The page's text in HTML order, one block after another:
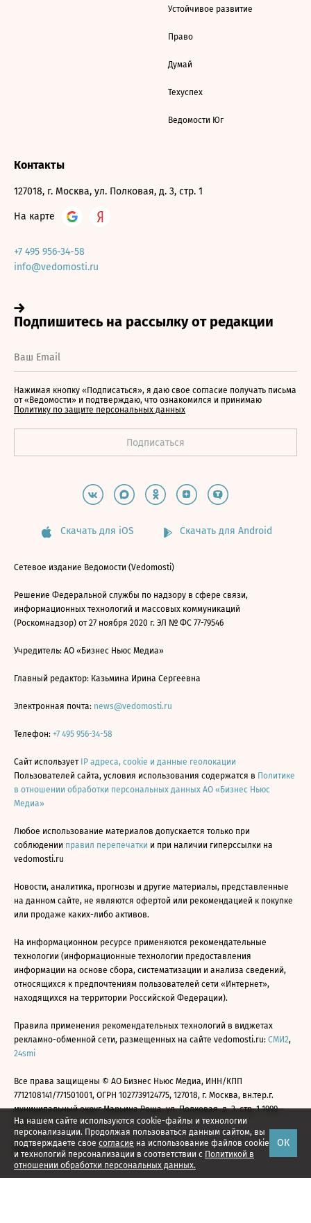
На нашем сайте используются cookie-файлы и технологии
персонализации. Продолжая пользоваться данным сайтом, вы
подтверждаете свое согласие на использование файлов cookie
и технологий персонализации в соответствии с Политикой в
отношении обработки персональных данных.
ОК
Устойчивое развитие
Право
Думай
Техуспех
Ведомости Юг
Контакты
127018, г. Москва, ул. Полковая, д. 3, стр. 1
На карте
+7 495 956-34-58
info@vedomosti.ru
Нажимая кнопку «Подписаться», я даю свое согласие получать письма
от «Ведомости» и подтверждаю, что ознакомился и принимаю
Политику по защите персональных данных
Скачать для iOS Скачать для Android
Сетевое издание Ведомости (Vedomosti)
Решение Федеральной службы по надзору в сфере связи,
информационных технологий и массовых коммуникаций
(Роскомнадзор) от 27 ноября 2020 г. ЭЛ № ФС 77-79546
Учредитель: АО «Бизнес Ньюс Медиа»
Главный редактор: Казьмина Ирина Сергеевна
Электронная почта: news@vedomosti.ru
Телефон: +7 495 956-34-58
Сайт использует IP адреса, cookie и данные геолокации
Пользователей сайта, условия использования содержатся в Политике
в отношении обработки персональных данных АО «Бизнес Ньюс
Медиа»
Любое использование материалов допускается только при
соблюдении правил перепечатки и при наличии гиперссылки на
vedomosti.ru
Новости, аналитика, прогнозы и другие материалы, представленные
на данном сайте, не являются офертой или рекомендацией к покупке
или продаже каких-либо активов.
На информационном ресурсе применяются рекомендательные
технологии (информационные технологии предоставления
информации на основе сбора, систематизации и анализа сведений,
относящихся к предпочтениям пользователей сети «Интернет»,
находящихся на территории Российской Федерации).
Правила применения рекомендательных технологий в виджетах
рекламно-обменной сети, размещенных на сайте vedomosti.ru: СМИ2,
24smi
Все права защищены © АО Бизнес Ньюс Медиа, ИНН/КПП
7712108141/771501001, ОГРН 1027739124775, 127018, г. Москва, вн.тер.г.
муниципальный округ Марьина Роща, ул. Полковая, д. 3, стр. 1 1999—
2026